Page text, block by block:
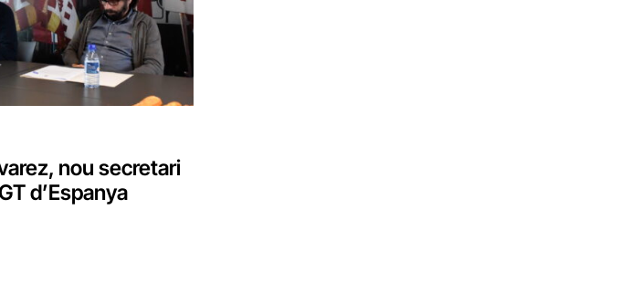
nou secretari
d’Espanya